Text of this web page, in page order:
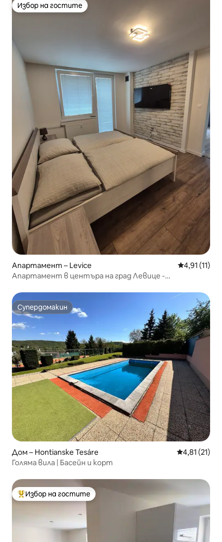
Избор на гостите
Избор на гостите
Апартамент – Levice Средна
4,91 (11)
Апартамент в центъра на град Левице -
Супердомакин
Супердомакин
Дом – Hontianske Tesáre Средна
4,81 (21)
Голяма вила | Басейн и корт
Най-популярен избор на гостите
Избор на гостите